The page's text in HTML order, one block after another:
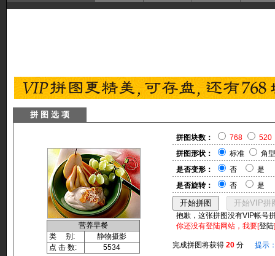
拼 图 选 项
营养早餐
类 别:
静物摄影
点 击 数:
5534
拼图块数： 768
520
拼图形状：
标准
角型
是否变形：
否
是
是否旋转：
否 是
抱歉，这张拼图没有VIP帐号
你还没有登陆网站，我要[登陆
完成拼图将获得 20 分 提示